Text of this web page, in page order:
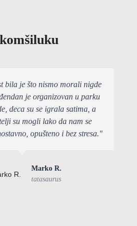
bila je što nismo morali nigde
je organizovan u parku
deca su se igrala satima, a
su mogli lako da nam se
opušteno i bez stresa."
Marko R.
tatasaurus